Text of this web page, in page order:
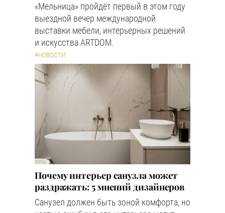
«Мельница» пройдёт первый в этом году
выездной вечер международной
выставки мебели, интерьерных решений
и искусства ARTDOM.
#НОВОСТИ
Почему интерьер санузла может
раздражать: 5 мнений дизайнеров
Санузел должен быть зоной комфорта, но